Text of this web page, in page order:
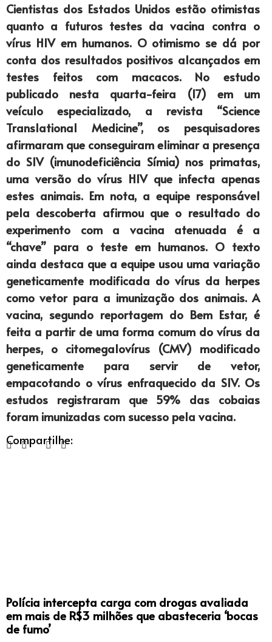
Cientistas dos Estados Unidos estão otimistas
quanto a futuros testes da vacina contra o
vírus HIV em humanos. O otimismo se dá por
conta dos resultados positivos alcançados em
testes feitos com macacos. No estudo
publicado nesta quarta-feira (17) em um
veículo especializado, a revista “Science
Translational Medicine”, os pesquisadores
afirmaram que conseguiram eliminar a presença
do SIV (imunodeficiência Símia) nos primatas,
uma versão do vírus HIV que infecta apenas
estes animais. Em nota, a equipe responsável
pela descoberta afirmou que o resultado do
experimento com a vacina atenuada é a
“chave” para o teste em humanos. O texto
ainda destaca que a equipe usou uma variação
geneticamente modificada do vírus da herpes
como vetor para a imunização dos animais. A
vacina, segundo reportagem do Bem Estar, é
feita a partir de uma forma comum do vírus da
herpes, o citomegalovírus (CMV) modificado
geneticamente para servir de vetor,
empacotando o vírus enfraquecido da SIV. Os
estudos registraram que 59% das cobaias
foram imunizadas com sucesso pela vacina.
Compartilhe:
Polícia intercepta carga com drogas avaliada
em mais de R$3 milhões que abasteceria ‘bocas
de fumo’